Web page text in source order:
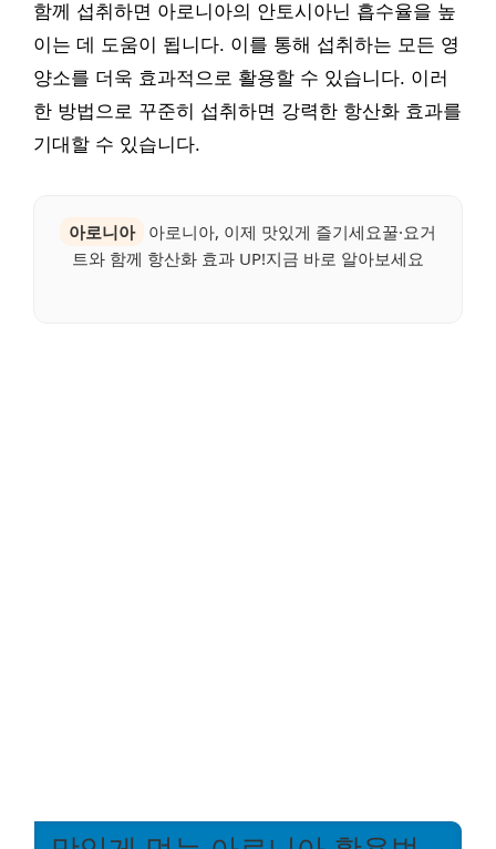
함께 섭취하면 아로니아의 안토시아닌 흡수율을 높
이는 데 도움이 됩니다. 이를 통해 섭취하는 모든 영
양소를 더욱 효과적으로 활용할 수 있습니다. 이러
한 방법으로 꾸준히 섭취하면 강력한 항산화 효과를
기대할 수 있습니다.
아로니아
아로니아, 이제 맛있게 즐기세요꿀·요거
트와 함께 항산화 효과 UP!지금 바로 알아보세요